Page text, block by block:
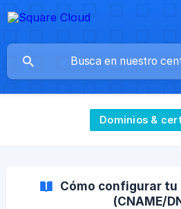
Cómo configurar tu
(CNAME/